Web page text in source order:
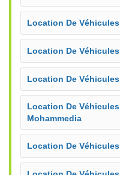
Location De
Location De
Location De
Location De
Mohammedia
Location De